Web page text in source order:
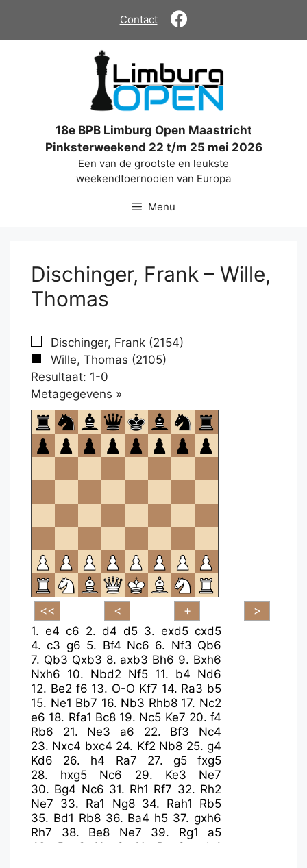
de
Contact
18e BPB Limburg Open Maastricht
Pinksterweekend 22 t/m 25 mei 2026
Een van de grootste en leukste
weekendtoernooien van Europa
Menu
Dischinger, Frank – Wille,
Thomas
Dischinger, Frank (2154)
Wille, Thomas (2105)
Resultaat: 1-0
Metagegevens »
om
te
openen.
1. e4 c6 2. d4 d5 3. exd5 cxd5
4.c3 g6 5. Bf4 Nc6 6. Nf3 Qb6
7. Qb3 Qxb3 8. axb3 Bh6 9. Bxh6
Nxh6 10. Nbd2 Nf5 11. b4 Nd6
12. Be2 f6 13. O-O Kf7 14. Ra3 b5
15. Ne1 Bb7 16. Nb3 Rhb8 17. Nc2
e6 18. Rfa1 Bc8 19. Nc5 Ke7 20. f4
Rb6
21. Ne3 a6 22. Bf3
Nc4
23. Nxc4 bxc4 24. Kf2 Nb8 25.g4
Kd6
26. h4 Ra7 27. g5
fxg5
28. hxg5 Nc6 29. Ke3
Ne7
30. Bg4 Nc6 31. Rh1 Rf7 32. Rh2
Ne7 33. Ra1 Ng8 34. Rah1
Rb5
35. Bd1 Rb8 36. Ba4 h5 37.gxh6
Rh7
38. Be8 Ne7 39. Rg1
a5
40. Bxg6 Nxg6 41. Rxg6
axb4